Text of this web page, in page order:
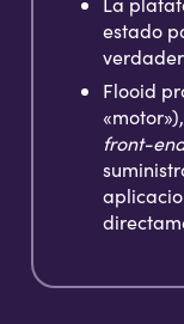
estado
Flooid
front-